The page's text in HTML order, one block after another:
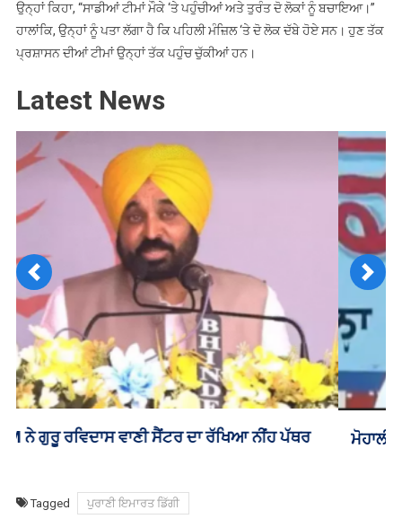
ਖ਼ਦਸ਼ਾ
ਉਨ੍ਹਾਂ ਕਿਹਾ, “ਸਾਡੀਆਂ ਟੀਮਾਂ ਮੌਕੇ ‘ਤੇ ਪਹੁੰਚੀਆਂ ਅਤੇ ਤੁਰੰਤ ਦੋ ਲੋਕਾਂ ਨੂੰ ਬਚਾਇਆ।”
ਹਾਲਾਂਕਿ, ਉਨ੍ਹਾਂ ਨੂੰ ਪਤਾ ਲੱਗਾ ਹੈ ਕਿ ਪਹਿਲੀ ਮੰਜ਼ਿਲ ‘ਤੇ ਦੋ ਲੋਕ ਦੱਬੇ ਹੋਏ ਸਨ। ਹੁਣ ਤੱਕ
ਪ੍ਰਸ਼ਾਸਨ ਦੀਆਂ ਟੀਮਾਂ ਉਨ੍ਹਾਂ ਤੱਕ ਪਹੁੰਚ ਚੁੱਕੀਆਂ ਹਨ।
Latest News
ਮੋਹਾਲੀ ‘ਚ ਬਦਮਾਸ਼ਾਂ ਦੇ ਹਮਲੇ ਨਾਲ ਜ਼ਖਮੀ ਹੋਏ ਹੈੱਡਮਾਸਟਰ ਦੀ
Previous Next
Tagged ਪੁਰਾਣੀ ਇਮਾਰਤ ਡਿੱਗੀ